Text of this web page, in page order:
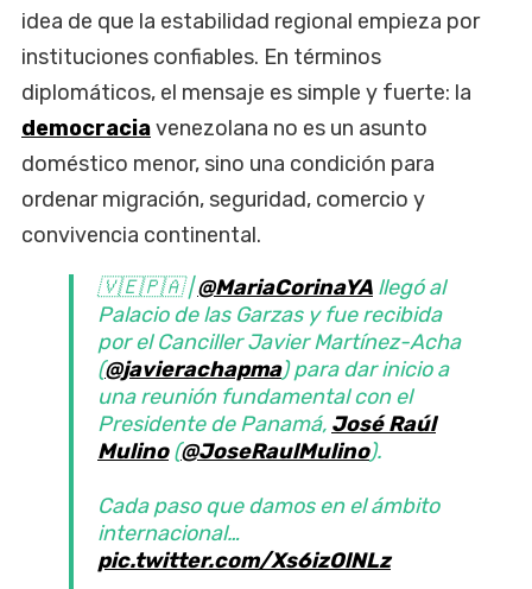
idea de que la estabilidad regional empieza por
instituciones confiables. En términos
diplomáticos, el mensaje es simple y fuerte: la
democraciavenezolana no es un asunto
doméstico menor, sino una condición para
ordenar migración, seguridad, comercio y
convivencia continental.
🇻🇪🇵🇦 |@MariaCorinaYA llegó al
Palacio de las Garzas y fue recibida
por el Canciller Javier Martínez-Acha
(@javierachapma) para dar inicio a
una reunión fundamental con el
Presidente de Panamá, José Raúl
Mulino(@JoseRaulMulino).
Cada paso que damos en el ámbito
internacional…
pic.twitter.com/Xs6izOlNLz